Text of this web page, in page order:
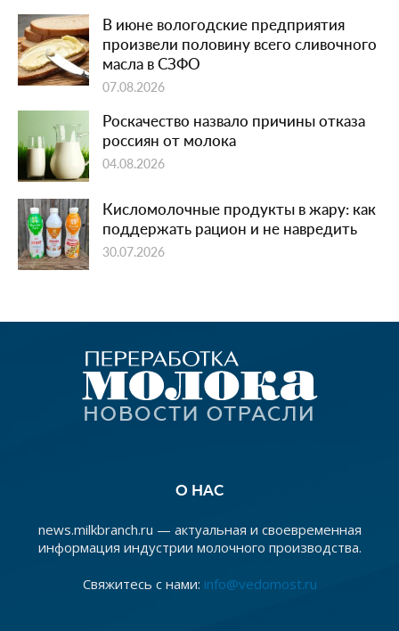
В июне вологодские предприятия
произвели половину всего сливочного
масла в СЗФО
07.08.2026
Роскачество назвало причины отказа
россиян от молока
04.08.2026
Кисломолочные продукты в жару: как
поддержать рацион и не навредить
30.07.2026
О НАС
news.milkbranch.ru — актуальная и своевременная
информация индустрии молочного производства.
Свяжитесь с нами: info@vedomost.ru